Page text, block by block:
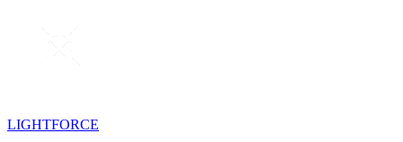
LIGHTFORCE